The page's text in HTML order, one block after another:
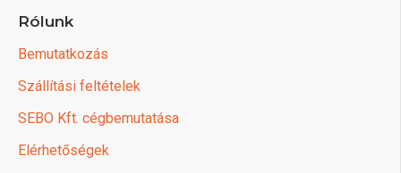
Rólunk
Bemutatkozás
Szállítási feltételek
SEBO Kft. cégbemutatása
Elérhetőségek